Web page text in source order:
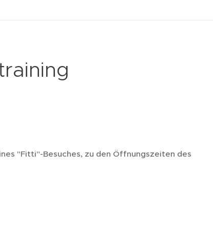
"Fitti"-Besuches, zu den Öffnungszeiten des